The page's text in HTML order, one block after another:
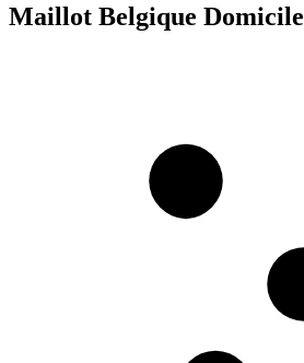
Maillot Belgique Domicile